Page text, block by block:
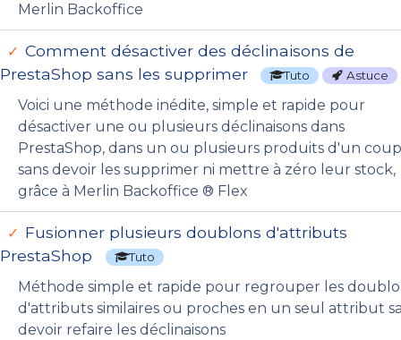
Merlin Backoffice
Comment désactiver des déclinaisons de
PrestaShop sans les supprimer
Tuto Astuce
Voici une méthode inédite, simple et rapide pour
désactiver une ou plusieurs déclinaisons dans
PrestaShop, dans un ou plusieurs produits d'un
sans devoir les supprimer ni mettre à zéro leur stock,
grâce à Merlin Backoffice ® Flex
Fusionner plusieurs doublons d'attributs
PrestaShop
Tuto
Méthode simple et rapide pour regrouper les
d'attributs similaires ou proches en un seul attribut
devoir refaire les déclinaisons